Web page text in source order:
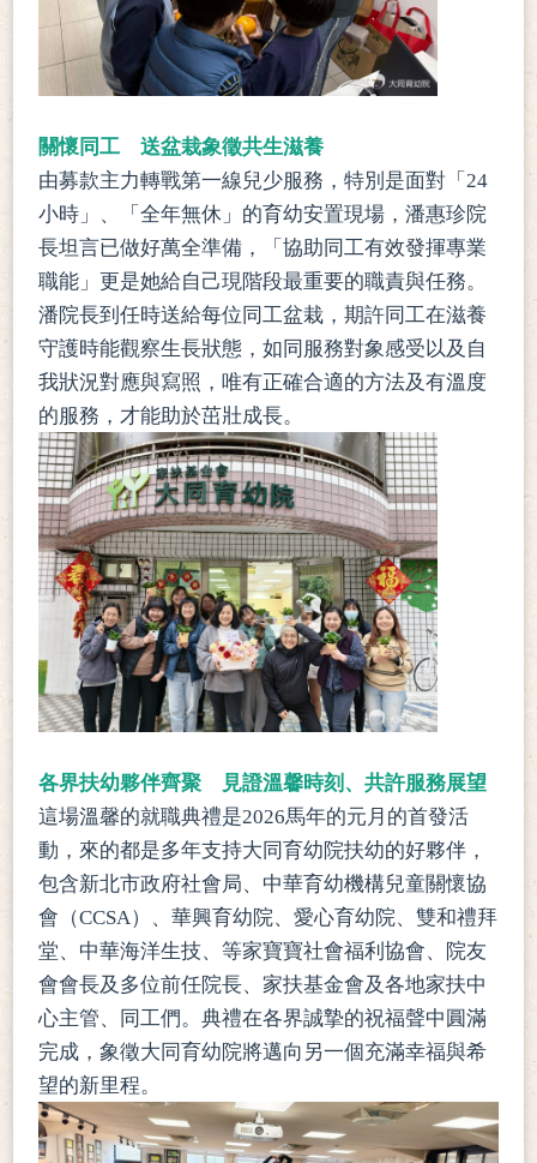
關懷同工 送盆栽象徵共生滋養
由募款主力轉戰第一線兒少服務，特別是面對「24
小時」、「全年無休」的育幼安置現場，潘惠珍院
長坦言已做好萬全準備，「協助同工有效發揮專業
職能」更是她給自己現階段最重要的職責與任務。
潘院長到任時送給每位同工盆栽，期許同工在滋養
守護時能觀察生長狀態，如同服務對象感受以及自
我狀況對應與寫照，唯有正確合適的方法及有溫度
的服務，才能助於茁壯成長。
各界扶幼夥伴齊聚 見證溫馨時刻、共許服務展望
這場溫馨的就職典禮是2026馬年的元月的首發活
動，來的都是多年支持大同育幼院扶幼的好夥伴，
包含新北市政府社會局、中華育幼機構兒童關懷協
會（CCSA）、華興育幼院、愛心育幼院、雙和禮拜
堂、中華海洋生技、等家寶寶社會福利協會、院友
會會長及多位前任院長、家扶基金會及各地家扶中
心主管、同工們。典禮在各界誠摯的祝福聲中圓滿
完成，象徵大同育幼院將邁向另一個充滿幸福與希
望的新里程。